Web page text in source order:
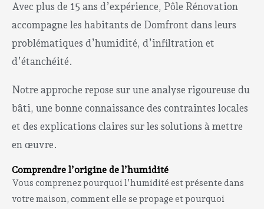
Avec plus de 15 ans d’expérience, Pôle Rénovation
accompagne les habitants de Domfront dans leurs
problématiques d’humidité, d’infiltration et
d’étanchéité.
Notre approche repose sur une analyse rigoureuse du
bâti, une bonne connaissance des contraintes locales
et des explications claires sur les solutions à mettre
en œuvre.
Comprendre l’origine de l’humidité
Vous comprenez pourquoi l’humidité est présente dans
votre maison, comment elle se propage et pourquoi